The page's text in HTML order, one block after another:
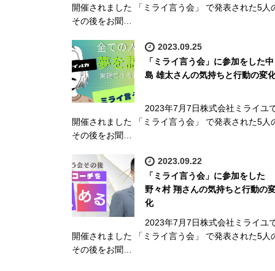
開催されました 「ミライ言う会」 で発表された5人
その後をお聞…
2023.09.25
「ミライ言う会」に参加をした中
島 雄太さんの気持ちと行動の変
2023年7月7日株式会社ミライユ
開催されました 「ミライ言う会」 で発表された5人
その後をお聞…
2023.09.22
「ミライ言う会」に参加をした
野々村 翔さんの気持ちと行動の
化
2023年7月7日株式会社ミライユ
開催されました 「ミライ言う会」 で発表された5人
その後をお聞…